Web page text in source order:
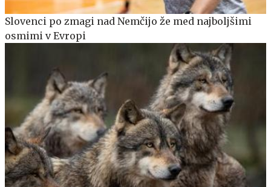
Slovenci po zmagi nad Nemčijo že med najboljšimi
osmimi v Evropi